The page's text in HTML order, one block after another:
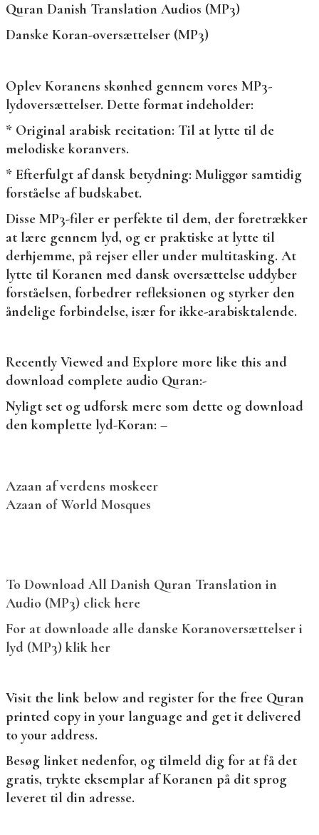
Quran Danish Translation Audios (MP3)
Danske Koran-oversættelser (MP3)
Oplev Koranens skønhed gennem vores MP3-
lydoversættelser. Dette format indeholder:
* Original arabisk recitation: Til at lytte til de
melodiske koranvers.
* Efterfulgt af dansk betydning: Muliggør samtidig
forståelse af budskabet.
Disse MP3-filer er perfekte til dem, der foretrækker
at lære gennem lyd, og er praktiske at lytte til
derhjemme, på rejser eller under multitasking. At
lytte til Koranen med dansk oversættelse uddyber
forståelsen, forbedrer refleksionen og styrker den
åndelige forbindelse, især for ikke-arabisktalende.
Recently Viewed and Explore more like this and
download complete audio Quran:-
Nyligt set og udforsk mere som dette og download
den komplette lyd-Koran: –
Azaan af verdens moskeer
Azaan of World Mosques
To Download All Danish Quran Translation in
Audio (MP3) click here
For at downloade alle danske Koranoversættelser i
lyd (MP3) klik her
Visit the link below and register for the free Quran
printed copy in your language and get it delivered
to your address.
Besøg linket nedenfor, og tilmeld dig for at få det
gratis, trykte eksemplar af Koranen på dit sprog
leveret til din adresse.